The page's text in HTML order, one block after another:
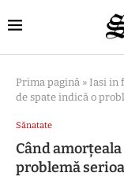
Prima pagină » Iasi in
de spate indică o
Sănatate
Când
problemă